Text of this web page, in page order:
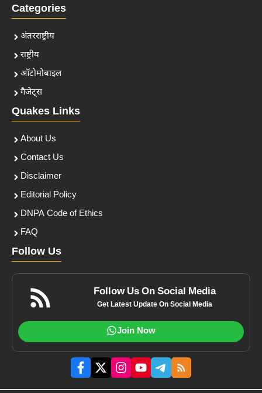
Categories
अंतरराष्ट्रीय
राष्ट्रीय
ऑटोमोबाइल
गैजेट्स
Quakes Links
About Us
Contact Us
Disclaimer
Editorial Policy
DNPA Code of Ethics
FAQ
Follow Us
Follow Us On Social Media
Get Latest Update On Social Media
Join Now